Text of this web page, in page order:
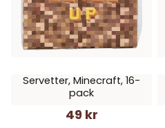
Servetter, Minecraft, 16-
pack
49 kr